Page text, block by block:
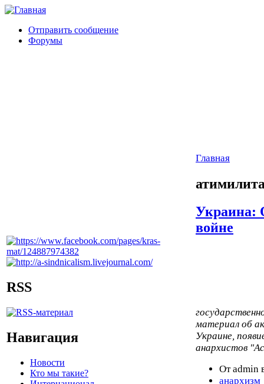
Отправить сообщение
Форумы
RSS
Навигация
Новости
Кто мы такие?
Главная
Украина:
войне
материал об
Украине,
анархистов
От admin
анархизм